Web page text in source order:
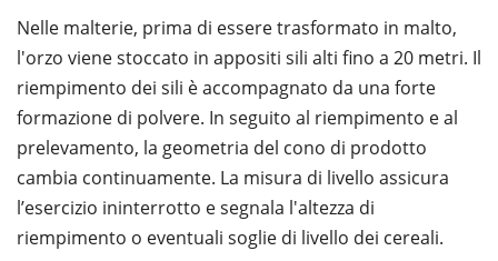
Nelle malterie, prima di essere trasformato in malto,
l'orzo viene stoccato in appositi sili alti fino a 20 metri. Il
riempimento dei sili è accompagnato da una forte
formazione di polvere. In seguito al riempimento e al
prelevamento, la geometria del cono di prodotto
cambia continuamente. La misura di livello assicura
l’esercizio ininterrotto e segnala l'altezza di
riempimento o eventuali soglie di livello dei cereali.